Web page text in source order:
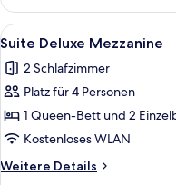
Suite,
Balkon
Alle
Fotos
für
Suite
Deluxe
Mezzanine
anzeigen
7
Suite Deluxe Mezzanine
2 Schlafzimmer
Platz für 4 Personen
1 Queen-Bett und 2
Kostenloses WLAN
Weitere Details
Weitere